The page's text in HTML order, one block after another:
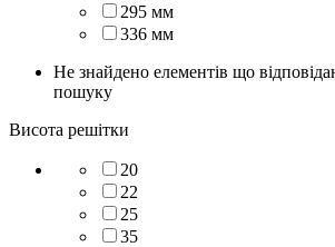
295 мм
336 мм
Не знайдено елементів що
пошуку
Висота решітки
20
22
25
35